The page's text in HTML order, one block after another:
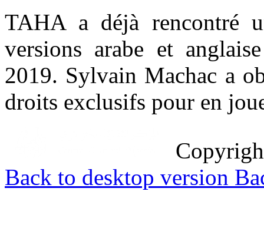
TAHA a déjà rencontré
versions arabe et
2019. Sylvain Machac a
droits exclusifs pour en
Back to desktop version